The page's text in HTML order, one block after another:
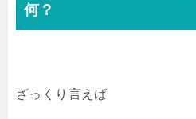
何？
ざっくり言えば